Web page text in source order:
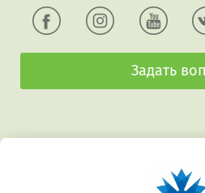
Задать